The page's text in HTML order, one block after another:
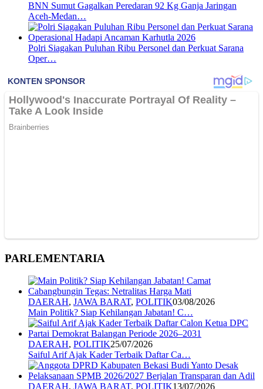
BNN Sumut Gagalkan Peredaran 92 Kg Ganja Jaringan
Aceh-Medan…
Polri Siagakan Puluhan Ribu Personel dan Perkuat Sarana
Oper…
PARLEMENTARIA
DAERAH, JAWA BARAT, POLITIK03/08/2026
Main Politik? Siap Kehilangan Jabatan! C…
DAERAH, POLITIK25/07/2026
Saiful Arif Ajak Kader Terbaik Daftar Ca…
DAERAH, JAWA BARAT, POLITIK13/07/2026